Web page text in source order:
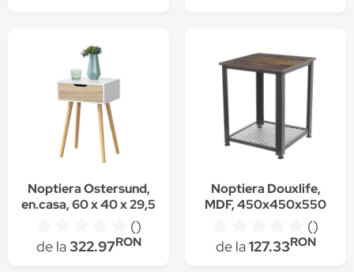
Noptiera Ostersund,
en.casa, 60 x 40 x 29,5
alb/stejar, cu 1 sertar
()
de la322.97RON
Noptiera Douxlife,
MDF, 450x450x550
reglabile, Maro
()
de la127.33RON